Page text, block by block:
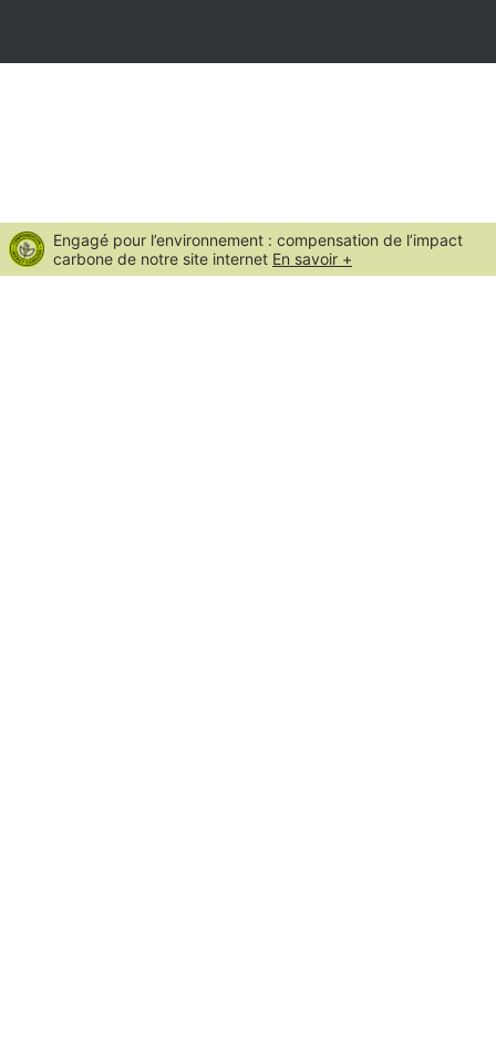
Engagé pour l’environnement : compensation de l’impact
carbone de notre site internet En savoir +